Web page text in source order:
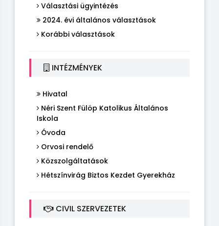
Választási ügyintézés
2024. évi általános választások
Korábbi választások
INTÉZMÉNYEK
Hivatal
Néri Szent Fülöp Katolikus Általános
Iskola
Óvoda
Orvosi rendelő
Közszolgáltatások
Hétszínvirág Biztos Kezdet Gyerekház
CIVIL SZERVEZETEK